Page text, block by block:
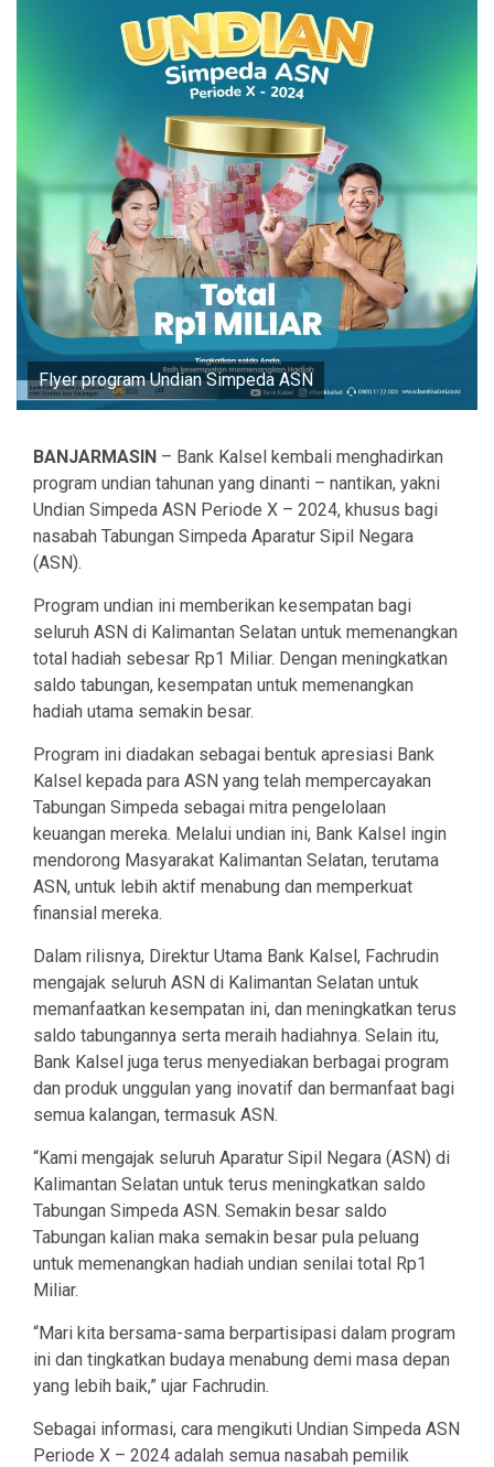
Flyer program Undian Simpeda ASN
BANJARMASIN – Bank Kalsel kembali menghadirkan
program undian tahunan yang dinanti – nantikan, yakni
Undian Simpeda ASN Periode X – 2024, khusus bagi
nasabah Tabungan Simpeda Aparatur Sipil Negara
(ASN).
Program undian ini memberikan kesempatan bagi
seluruh ASN di Kalimantan Selatan untuk memenangkan
total hadiah sebesar Rp1 Miliar. Dengan meningkatkan
saldo tabungan, kesempatan untuk memenangkan
hadiah utama semakin besar.
Program ini diadakan sebagai bentuk apresiasi Bank
Kalsel kepada para ASN yang telah mempercayakan
Tabungan Simpeda sebagai mitra pengelolaan
keuangan mereka. Melalui undian ini, Bank Kalsel ingin
mendorong Masyarakat Kalimantan Selatan, terutama
ASN, untuk lebih aktif menabung dan memperkuat
finansial mereka.
Dalam rilisnya, Direktur Utama Bank Kalsel, Fachrudin
mengajak seluruh ASN di Kalimantan Selatan untuk
memanfaatkan kesempatan ini, dan meningkatkan terus
saldo tabungannya serta meraih hadiahnya. Selain itu,
Bank Kalsel juga terus menyediakan berbagai program
dan produk unggulan yang inovatif dan bermanfaat bagi
semua kalangan, termasuk ASN.
“Kami mengajak seluruh Aparatur Sipil Negara (ASN) di
Kalimantan Selatan untuk terus meningkatkan saldo
Tabungan Simpeda ASN. Semakin besar saldo
Tabungan kalian maka semakin besar pula peluang
untuk memenangkan hadiah undian senilai total Rp1
Miliar.
“Mari kita bersama-sama berpartisipasi dalam program
ini dan tingkatkan budaya menabung demi masa depan
yang lebih baik,” ujar Fachrudin.
Sebagai informasi, cara mengikuti Undian Simpeda ASN
Periode X – 2024 adalah semua nasabah pemilik